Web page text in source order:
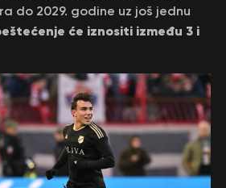
do 2029. godine uz još jednu
će iznositi između 3 i